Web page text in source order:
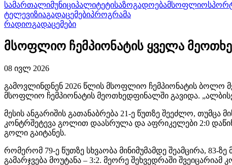
სამართალიმუნიციპალიტეტისაზოგადოებამსოფლიო
ტელევიზიაგადაცემებიპროგრამა
რადიოგადაცემები
მსოფლიო ჩემპიონატის ყველა
08 ივლ 2026
გამოვლინდნენ 2026 წლის მსოფლიო ჩემპიონატის ბოლო
მსოფლიო ჩემპიონატის მეოთხედფინალში გავიდა. „
მესის ანგარიშის გათანაბრება 21-ე წუთზე შეეძლო, თუმცა
კონტრშეტევა გოლით დაასრულა და აფრიკელები 2:0
გოლი გაიტანეს.
რომერომ 79-ე წუთზე სხვაობა მინიმუმამდე შეამცირა,
გამარჯვება მოუტანა – 3:2. მეორე შეხვედრაში შვეიცარიამ